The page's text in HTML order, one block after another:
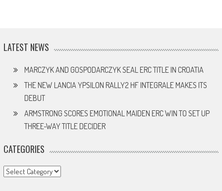
LATEST NEWS
MARCZYK AND GOSPODARCZYK SEAL ERC TITLE IN CROATIA
THE NEW LANCIA YPSILON RALLY2 HF INTEGRALE MAKES ITS
DEBUT
ARMSTRONG SCORES EMOTIONAL MAIDEN ERC WIN TO SET UP
THREE-WAY TITLE DECIDER
CATEGORIES
Categories